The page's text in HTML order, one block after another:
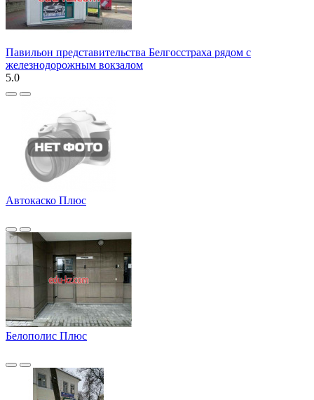
Павильон представительства Белгосстраха рядом с
железнодорожным вокзалом
5.0
Автокаско Плюс
Белополис Плюс